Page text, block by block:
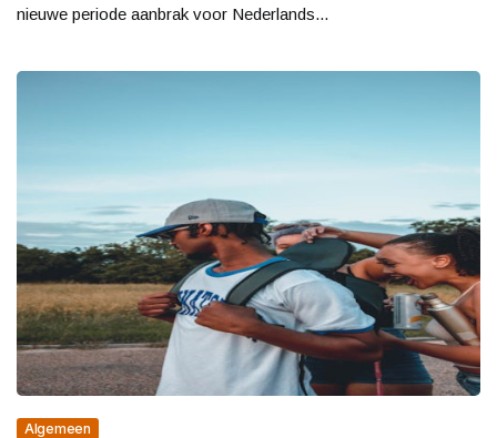
nieuwe periode aanbrak voor Nederlands...
Algemeen